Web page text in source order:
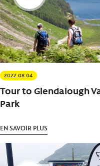
2022.08.04
Tour to Glendalough
Park
EN SAVOIR PLUS